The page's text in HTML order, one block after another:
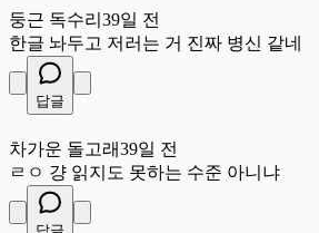
둥근 독수리 39일 전
한글 놔두고 저러는 거 진짜 병신 같네
답글
차가운 돌고래39일 전
ㄹㅇ 걍 읽지도 못하는 수준 아니냐